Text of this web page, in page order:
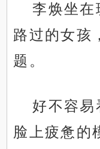
李焕坐在
路过的女孩
题。
好不容易
脸上疲惫的